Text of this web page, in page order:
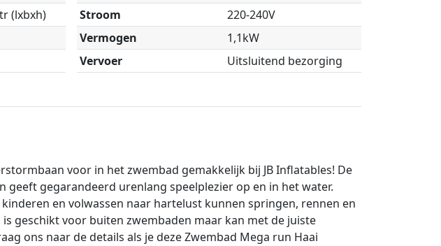
(lxbxh)
Stroom
220-240V
Vermogen
1,1kW
Vervoer
Uitsluitend bezorging
voor in het zwembad gemakkelijk bij JB Inflatables! De
geeft gegarandeerd urenlang speelplezier op en in het water.
en volwassen naar hartelust kunnen springen, rennen en
geschikt voor buiten zwembaden maar kan met de juiste
ons naar de details als je deze Zwembad Mega run Haai